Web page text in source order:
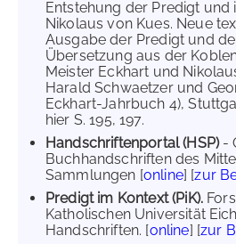
Entstehung der Predigt und
Nikolaus von Kues. Neue
Ausgabe der Predigt und
Übersetzung aus der
Meister Eckhart und
Harald Schwaetzer und
Eckhart-Jahrbuch 4),
hier S. 195, 197.
Handschriftenportal (HSP)-
Buchhandschriften des
Sammlungen [online] [zur
Predigt im Kontext (PiK).
Katholischen Universität
Handschriften. [online] [zur